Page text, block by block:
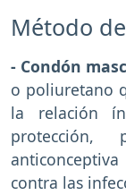
Método
- Condón
o poliuretano
la relación
protección,
contra las